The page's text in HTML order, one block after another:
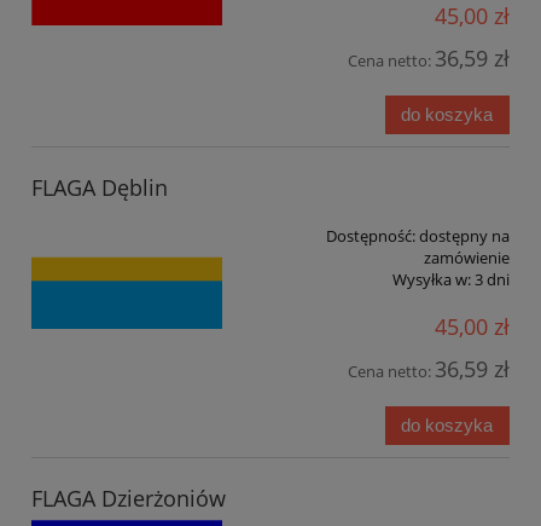
45,00 zł
Cena netto: 36,59 zł
do koszyka
FLAGA Dęblin
Dostępność:dostępny na
zamówienie
Wysyłka w:3 dni
45,00 zł
Cena netto: 36,59 zł
do koszyka
FLAGA Dzierżoniów